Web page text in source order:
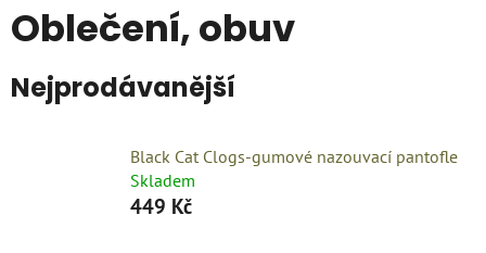
Oblečení, obuv
Nejprodávanější
Black Cat Clogs-gumové nazouvací pantofle
Skladem
449 Kč